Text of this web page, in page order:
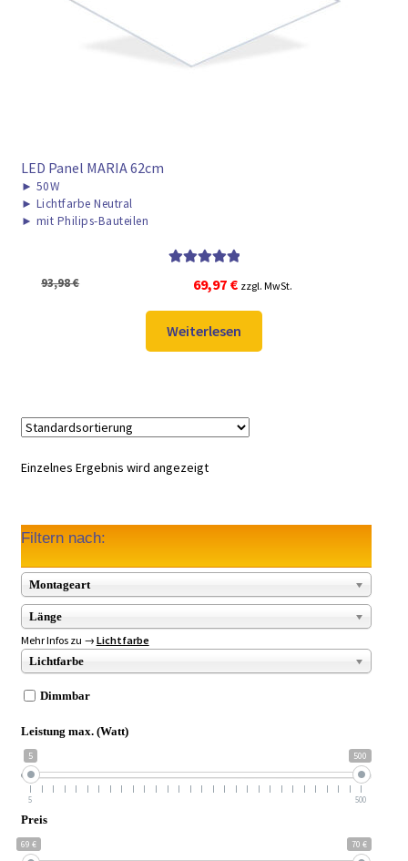
► ZAHLARTEN
► VERSANDARTEN
LED Panel MARIA 62cm
► 50W
► Lichtfarbe Neutral
► mit Philips-Bauteilen
von 5
93,98€
Ursprünglicher
Preis
war:
93,98 €
69,97 €Aktueller
Preis
ist:
69,97 €.
zzgl. MwSt.
Weiterlesen
Einzelnes Ergebnis wird angezeigt
Filtern nach:
Montageart
Länge
Mehr Infos zu → Lichtfarbe
Lichtfarbe
Dimmbar
Leistung max. (Watt)
5 500
5 500
Preis
69 € 70 €